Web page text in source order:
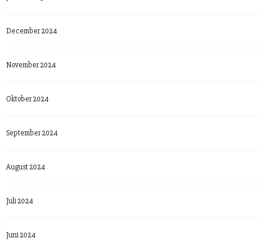
December 2024
November 2024
Oktober 2024
September 2024
August 2024
Juli 2024
Juni 2024